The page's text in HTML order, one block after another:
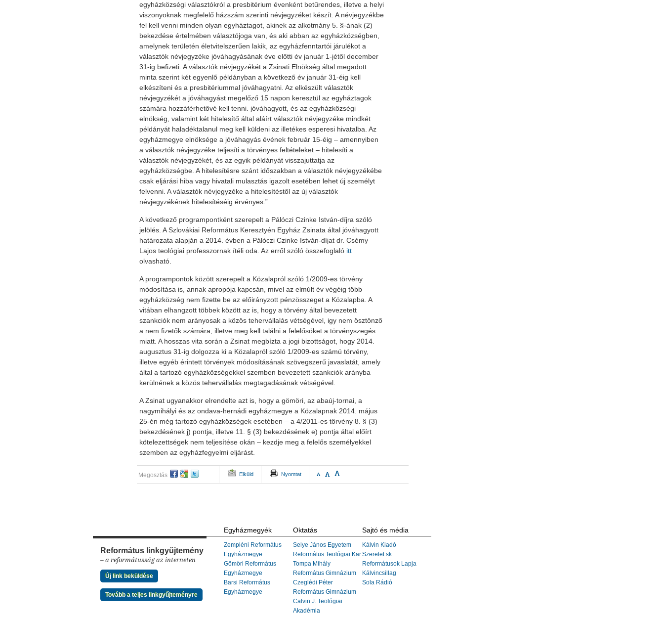
egyházközségi választókról a presbitérium évenként betűrendes, illetve a helyi
viszonyoknak megfelelő házszám szerinti névjegyzéket készít. A névjegyzékbe
fel kell venni minden olyan egyháztagot, akinek az alkotmány 5. §-ának (2)
bekezdése értelmében választójoga van, és aki abban az egyházközségben,
amelynek területén életvitelszerűen lakik, az egyházfenntartói járulékot a
választók névjegyzéke jóváhagyásának éve előtti év január 1-jétől december
31-ig befizeti. A választók névjegyzékét a Zsinati Elnökség által megadott
minta szerint két egyenlő példányban a következő év január 31-éig kell
elkészíteni és a presbitériummal jóváhagyatni. Az elkészült választók
névjegyzékét a jóváhagyást megelőző 15 napon keresztül az egyháztagok
számára hozzáférhetővé kell tenni. jóváhagyott, és az egyházközségi
elnökség, valamint két hitelesítő által aláírt választók névjegyzéke mindkét
példányát haladéktalanul meg kell küldeni az illetékes esperesi hivatalba. Az
egyházmegye elnöksége a jóváhagyás évének február 15-éig – amennyiben
a választók névjegyzéke teljesíti a törvényes feltételeket – hitelesíti a
választók névjegyzékét, és az egyik példányát visszajuttatja az
egyházközségbe. A hitelesítésre szánt időszakban a választók névjegyzékébe
csak eljárási hiba vagy hivatali mulasztás igazolt esetében lehet új személyt
felvenni. A választók névjegyzéke a hitelesítéstől az új választók
névjegyzékének hitelesítéséig érvényes.”
A következő programpontként szerepelt a Pálóczi Czinke István-díjra szóló
jelölés. A Szlovákiai Református Keresztyén Egyház Zsinata által jóváhagyott
határozata alapján a 2014. évben a Pálóczi Czinke István-díjat dr. Csémy
Lajos teológiai professzornak ítéli oda. Az erről szóló összefoglaló itt
olvasható.
A programpontok között szerepelt a Közalapról szóló 1/2009-es törvény
módosítása is, annak apropója kapcsán, mivel az elmúlt év végéig több
egyházközség nem fizette be az előirányzott pénzösszeget a Közalapba. A
vitában elhangzott többek között az is, hogy a törvény által bevezetett
szankciók nem arányosak a közös tehervállalás vétségével, igy nem ösztönző
a nem fizetők számára, illetve meg kell találni a felelősöket a törvényszegés
miatt. A hosszas vita során a Zsinat megbízta a jogi bizottságot, hogy 2014.
augusztus 31-ig dolgozza ki a Közalapról szóló 1/2009-es számú törvény,
illetve egyéb érintett törvények módosításának szövegszerű javaslatát, amely
által a tartozó egyházközségekkel szemben bevezetett szankciók arányba
kerülnének a közös tehervállalás megtagadásának vétségével.
A Zsinat ugyanakkor elrendelte azt is, hogy a gömöri, az abaúj-tornai, a
nagymihályi és az ondava-hernádi egyházmegye a Közalapnak 2014. május
25-én még tartozó egyházközségek esetében – a 4/2011-es törvény 8. § (3)
bekezdésének j) pontja, illetve 11. § (3) bekezdésének e) pontja által előírt
kötelezettségek nem teljesítése okán – kezdje meg a felelős személyekkel
szemben az egyházfegyelmi eljárást.
Megosztás Elküld Nyomtat A A A
Református linkgyűjtemény
– a reformátusság az interneten
Új link beküldése
Tovább a teljes linkgyűjteményre
Egyházmegyék
Zempléni Református
Egyházmegye
Gömöri Református
Egyházmegye
Barsi Református
Egyházmegye
Oktatás
Selye János Egyetem
Református Teológiai Kar
Tompa Mihály
Református Gimnázium
Czeglédi Péter
Református Gimnázium
Calvin J. Teológiai
Akadémia
Sajtó és média
Kálvin Kiadó
Szeretet.sk
Reformátusok Lapja
Kálvincsillag
Sola Rádió